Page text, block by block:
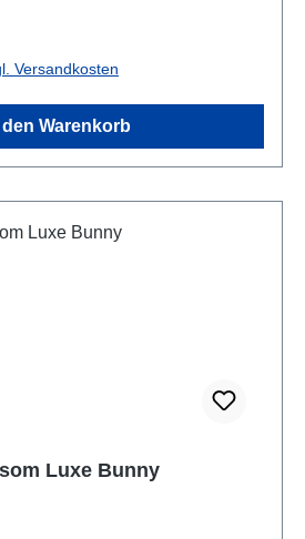
Versandkosten
den Warenkorb
Luxe Bunny